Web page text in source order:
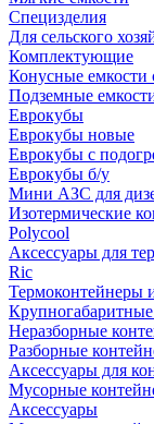
Специзделия
Для сельского
Комплектующие
Конусные
Подземные
Еврокубы
Еврокубы новые
Еврокубы с
Еврокубы б/у
Мини АЗС для
Изотермические
Polycool
Аксессуары для
Ric
Термоконтейнеры
Неразборные
Разборные
Аксессуары для
Мусорные
Аксессуары